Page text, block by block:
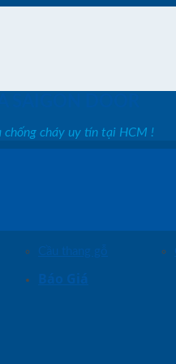
Cầu thang gỗ
Báo Giá
chống cháy uy tín tại HCM !